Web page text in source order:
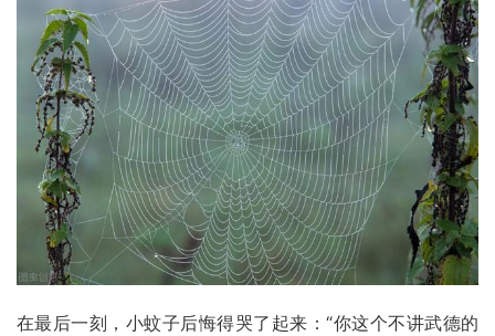
在最后一刻，小蚊子后悔得哭了起来：“你这个不讲武德的